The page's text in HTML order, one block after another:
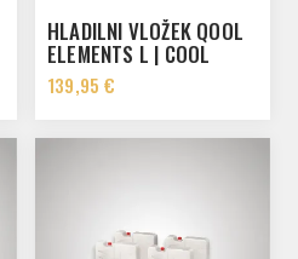
HLADILNI VLOŽEK QOOL
ELEMENTS L | COOL
AKB00366
139,95 €